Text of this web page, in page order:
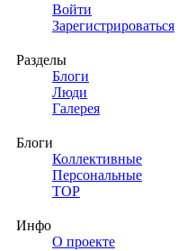
Войти
Зарегистрироваться
Разделы
Блоги
Люди
Галерея
Блоги
Коллективные
Персональные
TOP
Инфо
О проекте